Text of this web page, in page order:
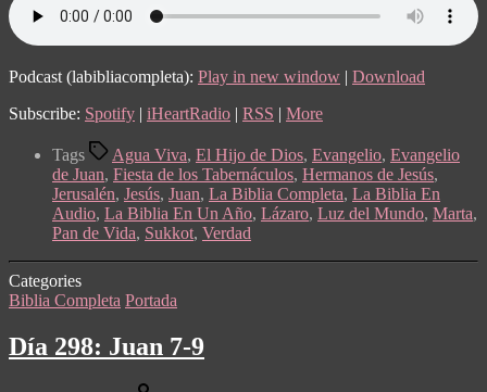
Podcast (labibliacompleta): Play in new window | Download
Subscribe: Spotify | iHeartRadio | RSS | More
Tags Agua Viva, El Hijo de Dios, Evangelio, Evangelio
de Juan, Fiesta de los Tabernáculos, Hermanos de Jesús,
Jerusalén, Jesús, Juan, La Biblia Completa, La Biblia En
Audio, La Biblia En Un Año, Lázaro, Luz del Mundo, Marta,
Pan de Vida, Sukkot, Verdad
Categories
Biblia Completa Portada
Día 298: Juan 7-9